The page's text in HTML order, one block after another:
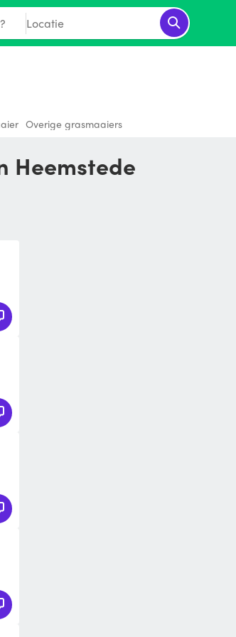
Locatie
Overige grasmaaiers
Heemstede